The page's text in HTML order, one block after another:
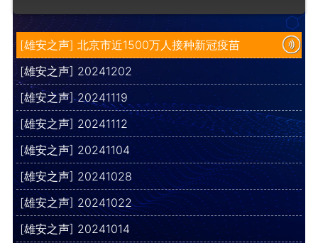
[雄安之声] 北京市近1500万人接种新冠疫苗
[雄安之声] 20241202
[雄安之声] 20241119
[雄安之声] 20241112
[雄安之声] 20241104
[雄安之声] 20241028
[雄安之声] 20241022
[雄安之声] 20241014